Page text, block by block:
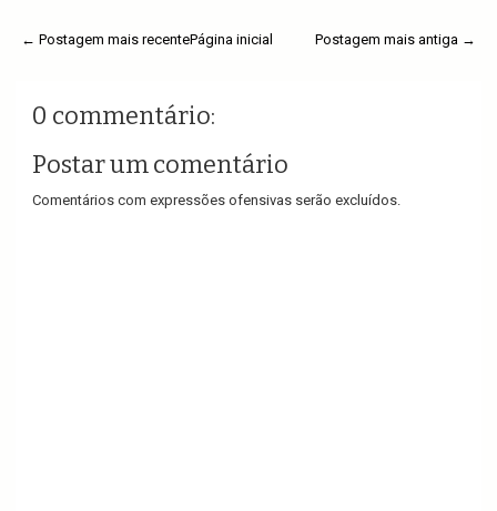
← Postagem mais recente Postagem mais antiga →
Página inicial
0 commentário:
Postar um comentário
Comentários com expressões ofensivas serão excluídos.